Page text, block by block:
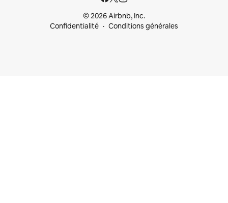
© 2026 Airbnb, Inc.
Confidentialité
Conditions générales